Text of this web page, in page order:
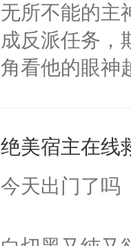
无所不能的主
成反派任务，
角看他的眼
后，竟然是
拥住了日思夜
绝美宿主在线
今天出门了吗